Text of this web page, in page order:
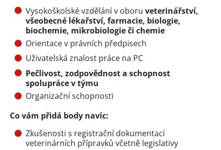
Vysokoškolské vzdělání v oboru veterinářství,
všeobecné lékařství, farmacie, biologie,
biochemie, mikrobiologie či chemie
Orientace v právních předpisech
Uživatelská znalost práce na PC
Pečlivost, zodpovědnost a schopnost
spolupráce v týmu
Organizační schopnosti
Co vám přidá body navíc:
Zkušenosti s registrační dokumentací
veterinárních přípravků včetně legislativy